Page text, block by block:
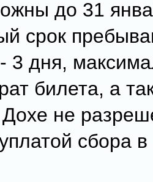
до 31
срок
3 дня,
билета, а
Дохе не
сбора